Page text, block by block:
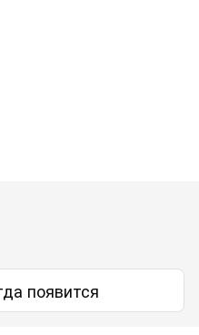
появится